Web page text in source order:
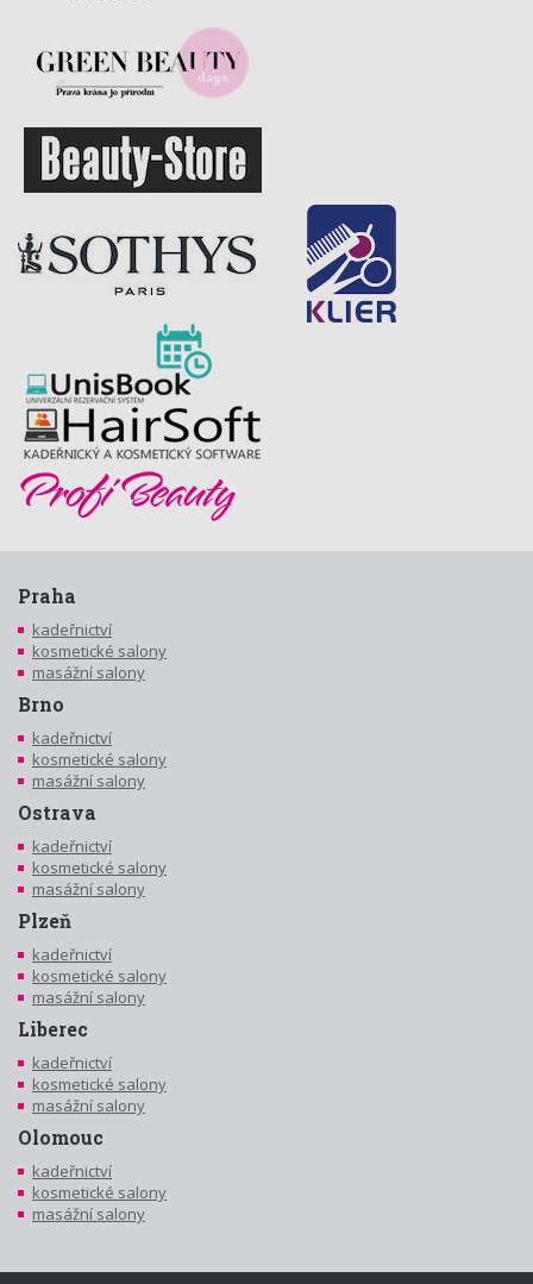
Praha
kadeřnictví
kosmetické salony
masážní salony
Brno
kadeřnictví
kosmetické salony
masážní salony
Ostrava
kadeřnictví
kosmetické salony
masážní salony
Plzeň
kadeřnictví
kosmetické salony
masážní salony
Liberec
kadeřnictví
kosmetické salony
masážní salony
Olomouc
kadeřnictví
kosmetické salony
masážní salony